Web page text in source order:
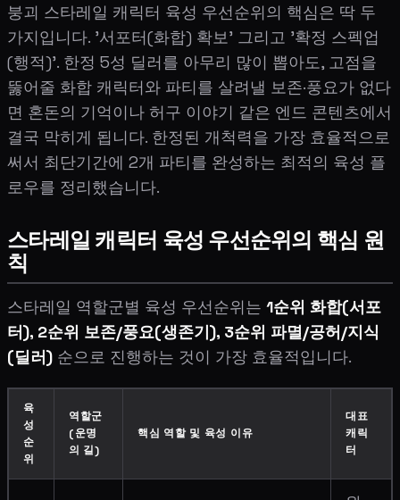
붕괴 스타레일 캐릭터 육성 우선순위의 핵심은 딱 두
가지입니다. '서포터(화합) 확보' 그리고 '확정 스펙업
(행적)'. 한정 5성 딜러를 아무리 많이 뽑아도, 고점을
뚫어줄 화합 캐릭터와 파티를 살려낼 보존·풍요가 없다
면 혼돈의 기억이나 허구 이야기 같은 엔드 콘텐츠에서
결국 막히게 됩니다. 한정된 개척력을 가장 효율적으로
써서 최단기간에 2개 파티를 완성하는 최적의 육성 플
로우를 정리했습니다.
스타레일 캐릭터 육성 우선순위의 핵심 원
칙
스타레일 역할군별 육성 우선순위는 1순위 화합(서포
터), 2순위 보존/풍요(생존기), 3순위 파멸/공허/지식
(딜러) 순으로 진행하는 것이 가장 효율적입니다.
육
성
순
위
역할군
(운명
의 길)
핵심 역할 및 육성 이유
대표
캐릭
터